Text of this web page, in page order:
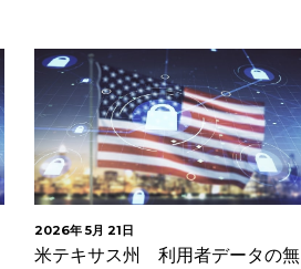
2026年 5月 21日
米テキサス州 利用者データの無